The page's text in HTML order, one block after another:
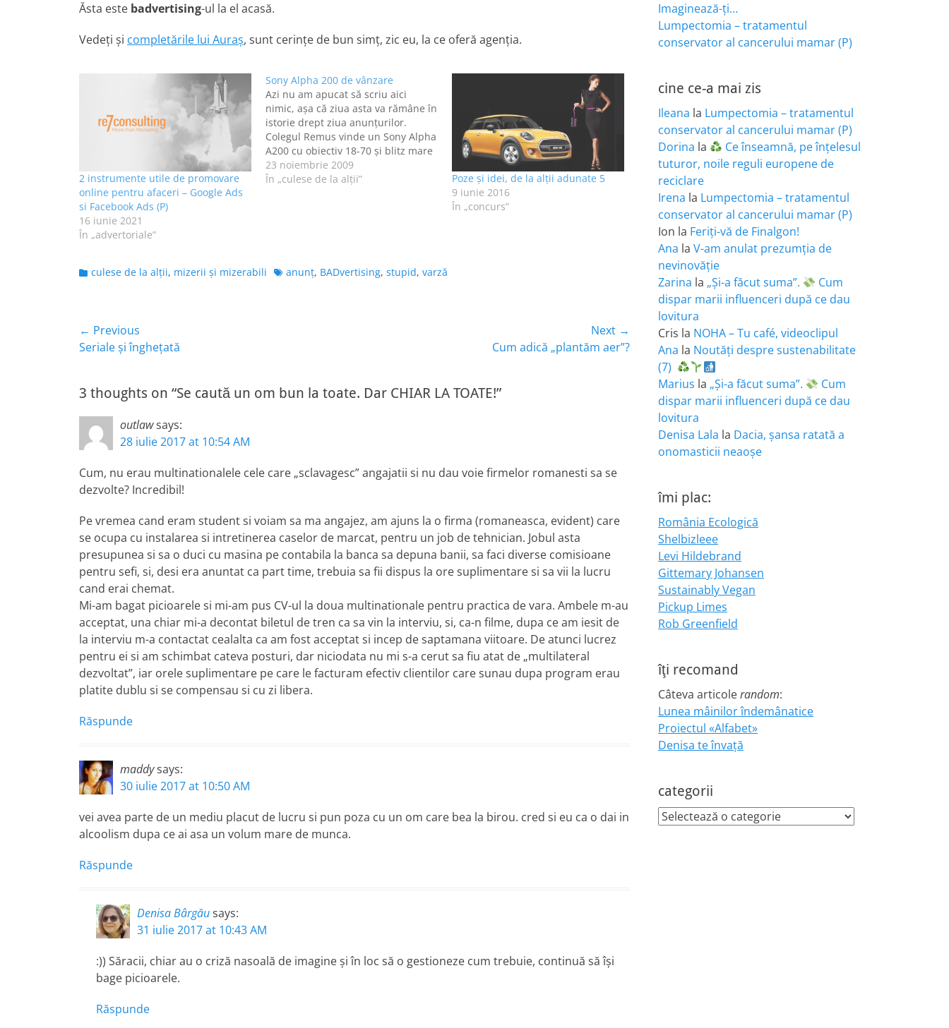
Ăsta este badvertising-ul la el acasă.
Vedeți și completările lui Auraș, sunt cerințe de bun simț, zic eu, la ce oferă agenția.
2 instrumente utile de promovare
online pentru afaceri – Google Ads
si Facebook Ads (P)
16 iunie 2021
În „advertoriale”
Sony Alpha 200 de vânzare
Azi nu am apucat să scriu aici
nimic, aşa că ziua asta va rămâne în
istorie drept ziua anunţurilor.
Colegul Remus vinde un Sony Alpha
A200 cu obiectiv 18-70 şi blitz mare
Sony HVL56. Preţul: 800 de euro.
Detalii la telefon 0745 310 753. Nu
23 noiembrie 2009
În „culese de la alţii”
Poze și idei, de la alții adunate 5
9 iunie 2016
În „concurs”
Categories
culese de la alţii, mizerii şi mizerabili Tagsanunţ, BADvertising, stupid, varză
Navigare
în
articole
← Previous
Previous
Seriale și înghețată
Next →
Cum adică „plantăm aer”?
3 thoughts on “Se caută un om bun la toate. Dar CHIAR LA TOATE!”
outlawsays:
28 iulie 2017 at 10:54 AM
Cum, nu erau multinationalele cele care „sclavagesc” angajatii si nu dau voie firmelor romanesti sa se
dezvolte? Incredibil!
Pe vremea cand eram student si voiam sa ma angajez, am ajuns la o firma (romaneasca, evident) care
se ocupa cu instalarea si intretinerea caselor de marcat, pentru un job de tehnician. Jobul asta
presupunea si sa o duci cu masina pe contabila la banca sa depuna banii, sa faci diverse comisioane
pentru sefi, si, desi era anuntat ca part time, trebuia sa fii dispus la ore suplimentare si sa vii la lucru
cand erai chemat.
Mi-am bagat picioarele si mi-am pus CV-ul la doua multinationale pentru practica de vara. Ambele m-au
acceptat, una chiar mi-a decontat biletul de tren ca sa vin la interviu, si, ca-n filme, dupa ce am iesit de
la interviu m-a contactat cealalta ca am fost acceptat si incep de saptamana viitoare. De atunci lucrez
pentru ei si am schimbat cateva posturi, dar niciodata nu mi s-a cerut sa fiu atat de „multilateral
dezvoltat”, iar orele suplimentare pe care le facturam efectiv clientilor care sunau dupa program erau
platite dublu si se compensau si cu zi libera.
Răspunde
maddysays:
30 iulie 2017 at 10:50 AM
vei avea parte de un mediu placut de lucru si pun poza cu un om care bea la birou. cred si eu ca o dai in
alcoolism dupa ce ai asa un volum mare de munca.
Răspunde
Denisa Bârgăusays:
31 iulie 2017 at 10:43 AM
:)) Săracii, chiar au o criză nasoală de imagine și în loc să o gestioneze cum trebuie, continuă să își
bage picioarele.
Răspunde
Imaginează-ți…
Lumpectomia – tratamentul
conservator al cancerului mamar (P)
cine ce-a mai zis
Ileana la Lumpectomia – tratamentul
conservator al cancerului mamar (P)
Dorina la
Ce înseamnă, pe înțelesul
tuturor, noile reguli europene de
reciclare
Irena la Lumpectomia – tratamentul
conservator al cancerului mamar (P)
Ion la Feriţi-vă de Finalgon!
Ana la V-am anulat prezumția de
nevinovăție
Zarina la „Și-a făcut suma”.
Cum
dispar marii influenceri după ce dau
lovitura
Cris la NOHA – Tu café, videoclipul
Ana la Noutăți despre sustenabilitate
(7)
Marius la „Și-a făcut suma”.
Cum
dispar marii influenceri după ce dau
lovitura
Denisa Lala la Dacia, șansa ratată a
onomasticii neaoșe
îmi plac:
România Ecologică
Shelbizleee
Levi Hildebrand
Gittemary Johansen
Sustainably Vegan
Pickup Limes
Rob Greenfield
îţi recomand
Câteva articolerandom:
Lunea mâinilor îndemânatice
Proiectul «Alfabet»
Denisa te învaţă
categorii
categorii